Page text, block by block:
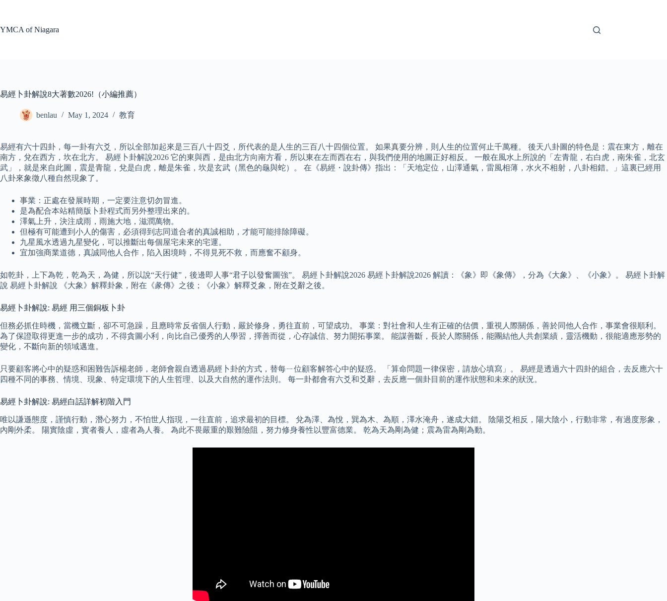
YMCA of Niagara
易經卜卦解說8大著數2026!（小編推薦）
benlau May 1, 2024 教育
易經有六十四卦，每一卦有六爻，所以全部加起來是三百八十四爻，所代表的是人生的三百八十四個位置。 如果真要分辨，則人生的位置何止千萬種。 後天八卦圖的特色是：震在東方，離在
南方，兌在西方，坎在北方。 易經卜卦解說2026 它的東與西，是由北方向南方看，所以東在左而西在右，與我們使用的地圖正好相反。 一般在風水上所說的「左青龍，右白虎，南朱雀，北玄
武」，就是來自此圖，震是青龍，兌是白虎，離是朱雀，坎是玄武（黑色的龜與蛇）。 在《易經・說卦傳》指出：「天地定位，山澤通氣，雷風相薄，水火不相射，八卦相錯。」這裏已經用
八卦來象徵八種自然現象了。
事業：正處在發展時期，一定要注意切勿冒進。
是為配合本站精簡版卜卦程式而另外整理出來的。
澤氣上升，決注成雨，雨施大地，滋潤萬物。
但極有可能遭到小人的傷害，必須得到志同道合者的真誠相助，才能可能排除障礙。
九星風水透過九星變化，可以推斷出每個屋宅未來的宅運。
宜加強商業道德，真誠同他人合作，陷入困境時，不得見死不救，而應奮不顧身。
如乾卦，上下為乾，乾為天，為健，所以說“天行健”，後邊即人事“君子以發奮圖強”。 易經卜卦解說2026 易經卜卦解說2026 解讀：《象》即《象傳》，分為《大象》、《小象》。 易經卜卦解
說 易經卜卦解說 《大象》解釋卦象，附在《彖傳》之後；《小象》解釋爻象，附在爻辭之後。
易經卜卦解說: 易經 用三個銅板卜卦
但務必抓住時機，當機立斷，卻不可急躁，且應時常反省個人行動，嚴於修身，勇往直前，可望成功。 事業：對社會和人生有正確的估價，重視人際關係，善於同他人合作，事業會很順利。
為了保證取得更進一步的成功，不得貪圖小利，向比自己優秀的人學習，擇善而從，心存誠信、努力開拓事業。 能謀善斷，長於人際關係，能團結他人共創業績，靈活機動，很能適應形勢的
變化，不斷向新的領域邁進。
只要顧客將心中的疑惑和困難告訴楊老師，老師會親自透過易經卜卦的方式，替每ㄧ位顧客解答心中的疑惑。 「算命問題一律保密，請放心填寫」。 易經是透過六十四卦的組合，去反應六十
四種不同的事務、情境、現象、特定環境下的人生哲理、以及大自然的運作法則。 每一卦都會有六爻和爻辭，去反應一個卦目前的運作狀態和未來的狀況。
易經卜卦解說: 易經白話詳解初階入門
唯以謙遜態度，謹慎行動，潛心努力，不怕世人指現，一往直前，追求最初的目標。 兌為澤、為悅，巽為木、為順，澤水淹舟，遂成大錯。 陰陽爻相反，陽大陰小，行動非常，有過度形象，
內剛外柔。 陽實陰虛，實者養人，虛者為人養。 為此不畏嚴重的艱難險阻，努力修身養性以豐富德業。 乾為天為剛為健；震為雷為剛為動。